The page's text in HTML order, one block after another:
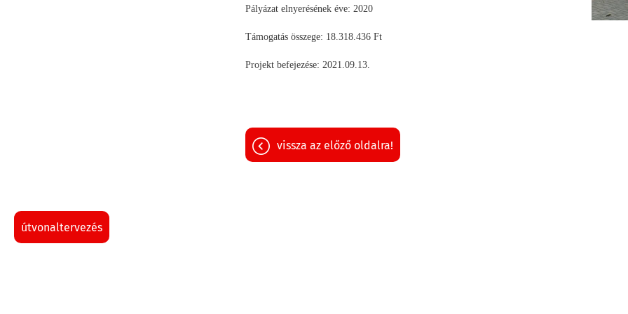
útvonaltervezés
Pályázat elnyerésének éve: 2020
Támogatás összege: 18.318.436 Ft
Projekt befejezése: 2021.09.13.
vissza az előző oldalra!